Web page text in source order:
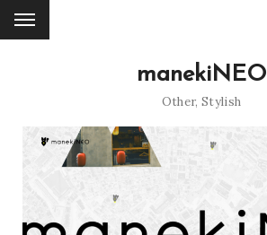
manekiNEO
Other, Stylish